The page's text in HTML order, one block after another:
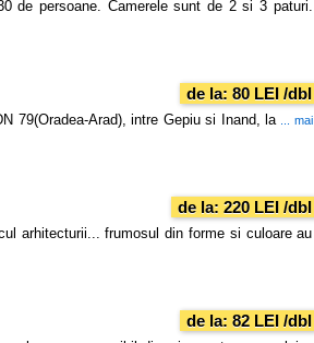
de persoane. Camerele sunt de 2 si 3 paturi.
de la: 80 LEI /dbl
Arad), intre Gepiu si Inand, la ... mai
de la: 220 LEI /dbl
arhitecturii... frumosul din forme si culoare au
de la: 82 LEI /dbl